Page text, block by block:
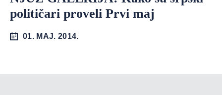
političari proveli Prvi maj
01. MAJ. 2014.